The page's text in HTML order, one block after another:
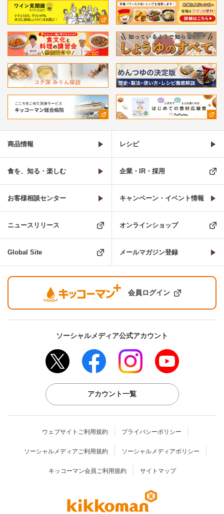
商品情報 レシピ
食を、知る・楽しむ 企業・IR・採用
お客様相談センター キャンペーン・イベント情報
ニュースリリース オンラインショップ
Global Site メールマガジン登録
会員ログイン
ソーシャルメディア公式アカウント
アカウント一覧
ウェブサイトご利用規約 プライバシーポリシー
ソーシャルメディアご利用規約 ソーシャルメディアポリシー
キッコーマン会員ご利用規約 サイトマップ